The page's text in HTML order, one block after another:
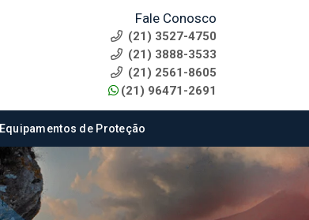
Fale Conosco
(21) 3527-4750
(21) 3888-3533
(21) 2561-8605
(21) 96471-2691
Equipamentos de Proteção